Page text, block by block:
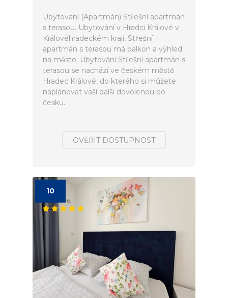
Ubytování (Apartmán) Střešní apartmán
s terasou. Ubytování v Hradci Králové v
Královéhradeckém kraji, Střešní
apartmán s terasou má balkon a výhled
na město. Ubytování Střešní apartmán s
terasou se nachází ve českém městě
Hradec Králové, do kterého si můžete
naplánovat vaší další dovolenou po
česku.
OVĚŘIT DOSTUPNOST
10